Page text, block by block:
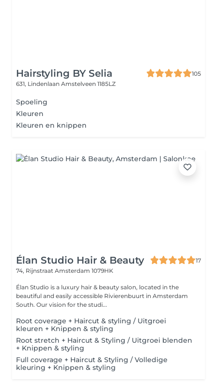
Hairstyling BY Selia
105
631, Lindenlaan Amstelveen 1185LZ
Spoeling
Kleuren
Kleuren en knippen
Élan Studio Hair & Beauty
17
74, Rijnstraat Amsterdam 1079HK
Élan Studio is a luxury hair & beauty salon, located in the
beautiful and easily accessible Rivierenbuurt in Amsterdam
South. Our vision for the studi...
Root coverage + Haircut & styling / Uitgroei
kleuren + Knippen & styling
Root stretch + Haircut & Styling / Uitgroei blenden
+ Knippen & styling
Full coverage + Haircut & Styling / Volledige
kleuring + Knippen & styling